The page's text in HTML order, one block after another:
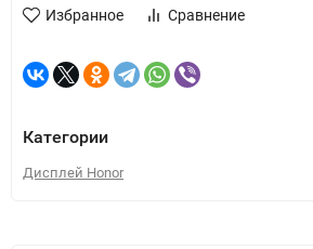
Избранное Сравнение
Категории
Дисплей Honor